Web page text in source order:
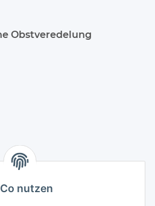
Obstveredelung
nutzen